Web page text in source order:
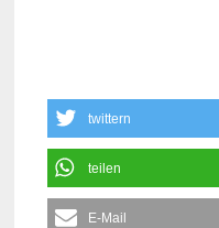
twittern
teilen
E-Mail